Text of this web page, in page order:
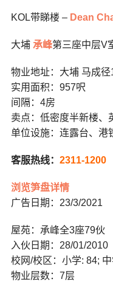
KOL带睇楼 – Dean
大埔 承峰第三座中层V
物业地址：大埔 马成径
实用面积：957呎
间隔：4房
卖点：低密度半新楼、
单位设施：连露台、港
客服热线： 2311-1200
浏览笋盘详情
广告日期：23/3/2021
屋苑：承峰全3座79伙
入伙日期：28/01/2010
校网/校区：小学: 84;
物业层数：7层